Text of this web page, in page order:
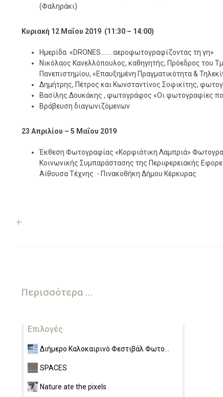
(Φαληράκι)
Κυριακή 12 Μαΐου 2019 (11:30 – 14:00)
Ημερίδα «DRONES……. αεροφωτογραφίζοντας τη γη»
Νικόλαος Κανελλόπουλος, καθηγητής, Πρόεδρος του
Πανεπιστημίου, «Επαυξημένη Πραγματικότητα &
Δημήτρης, Πέτρος και Κωνσταντίνος Σοφικίτης,
Βασίλης Δουκάκης , φωτογράφος «Οι φωτογραφίες
Βράβευση διαγωνιζόμενων
23 Απριλίου – 5 Μαΐου 2019
Έκθεση Φωτογραφίας «Κορφιάτικη Λαμπριά»
Κοινωνικής Συμπαράστασης της Περιφερειακής
Αίθουσα Τέχνης - Πινακοθήκη Δήμου Κέρκυρας
Περισσότερα ...
Επιλογές
Διήμερο Καλοκαιρινό Φεστιβάλ Φωτο...
SPACES
Nature ate the pixels